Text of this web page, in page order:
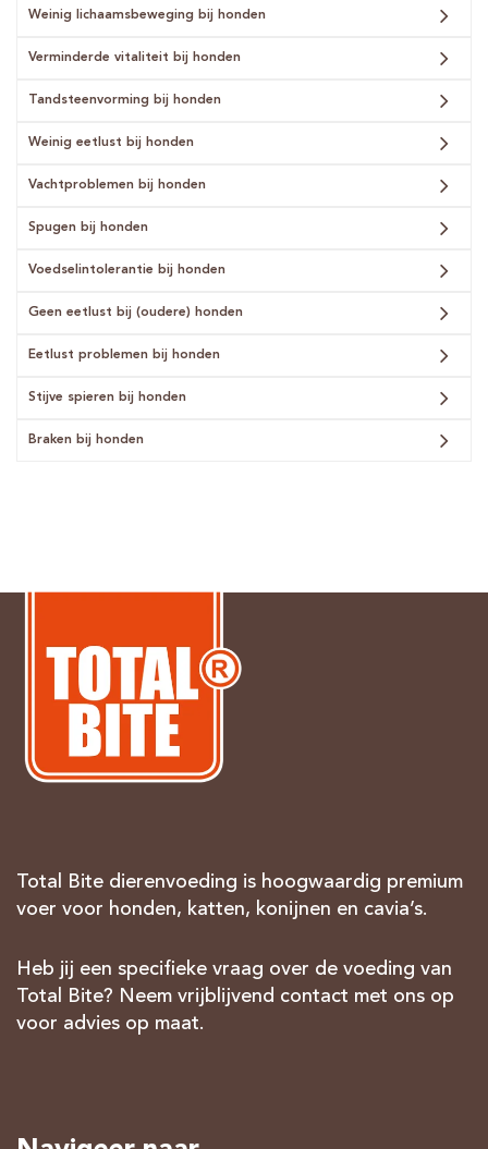
Weinig lichaamsbeweging bij honden
Verminderde vitaliteit bij honden
Tandsteenvorming bij honden
Weinig eetlust bij honden
Vachtproblemen bij honden
Spugen bij honden
Voedselintolerantie bij honden
Geen eetlust bij (oudere) honden
Eetlust problemen bij honden
Stijve spieren bij honden
Braken bij honden
Total Bite dierenvoeding is hoogwaardig premium
voer voor honden, katten, konijnen en cavia’s.
Heb jij een specifieke vraag over de voeding van
Total Bite? Neem vrijblijvend contact met ons op
voor advies op maat.